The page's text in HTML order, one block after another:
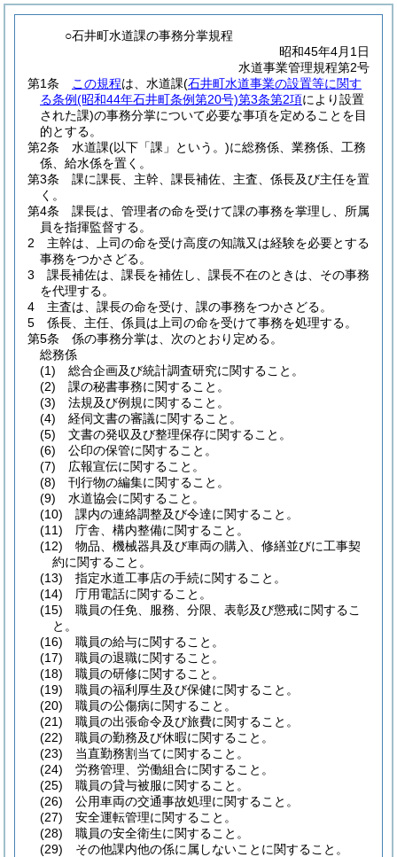
○石井町水道課の事務分掌規程
昭和45年4月1日
水道事業管理規程第2号
第1条
この規程は、水道課(石井町水道事業の設置等に関す
る条例(昭和44年石井町条例第20号)第3条第2項により設置
された課)の事務分掌について必要な事項を定めることを目
的とする。
第2条
水道課(以下「課」という。)に総務係、業務係、工務
係、給水係を置く。
第3条
課に課長、主幹、課長補佐、主査、係長及び主任を置
く。
第4条
課長は、管理者の命を受けて課の事務を掌理し、所属
員を指揮監督する。
2
主幹は、上司の命を受け高度の知識又は経験を必要とする
事務をつかさどる。
3
課長補佐は、課長を補佐し、課長不在のときは、その事務
を代理する。
4
主査は、課長の命を受け、課の事務をつかさどる。
5
係長、主任、係員は上司の命を受けて事務を処理する。
第5条
係の事務分掌は、次のとおり定める。
総務係
(1) 総合企画及び統計調査研究に関すること。
(2) 課の秘書事務に関すること。
(3) 法規及び例規に関すること。
(4) 経伺文書の審議に関すること。
(5) 文書の発収及び整理保存に関すること。
(6) 公印の保管に関すること。
(7) 広報宣伝に関すること。
(8) 刊行物の編集に関すること。
(9) 水道協会に関すること。
(10) 課内の連絡調整及び令達に関すること。
(11) 庁舎、構内整備に関すること。
(12) 物品、機械器具及び車両の購入、修繕並びに工事契
約に関すること。
(13) 指定水道工事店の手続に関すること。
(14) 庁用電話に関すること。
(15) 職員の任免、服務、分限、表彰及び懲戒に関するこ
と。
(16) 職員の給与に関すること。
(17) 職員の退職に関すること。
(18) 職員の研修に関すること。
(19) 職員の福利厚生及び保健に関すること。
(20) 職員の公傷病に関すること。
(21) 職員の出張命令及び旅費に関すること。
(22) 職員の勤務及び休暇に関すること。
(23) 当直勤務割当てに関すること。
(24) 労務管理、労働組合に関すること。
(25) 職員の貸与被服に関すること。
(26) 公用車両の交通事故処理に関すること。
(27) 安全運転管理に関すること。
(28) 職員の安全衛生に関すること。
(29) その他課内他の係に属しないことに関すること。